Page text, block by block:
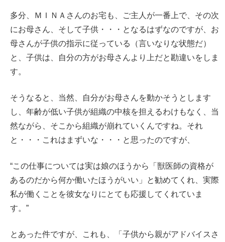
多分、ＭＩＮＡさんのお宅も、ご主人が一番上で、その次
にお母さん、そして子供・・・となるはずなのですが、お
母さんが子供の指示に従っている（言いなりな状態だ）
と、子供は、自分の方がお母さんより上だと勘違いをしま
す。
そうなると、当然、自分がお母さんを動かそうとします
し、年齢が低い子供が組織の中核を担えるわけもなく、当
然ながら、そこから組織が崩れていくんですね。それ
と・・・これはまずいな・・・と思ったのですが、
“この仕事については実は娘のほうから「獣医師の資格が
あるのだから何か働いたほうがいい」と勧めてくれ、実際
私が働くことを彼女なりにとても応援してくれていま
す。”
とあった件ですが、これも、「子供から親がアドバイスさ